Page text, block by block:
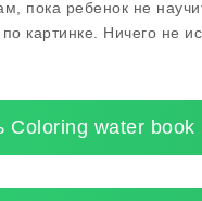
пока ребенок не
по картинке. Ничего не
Coloring water